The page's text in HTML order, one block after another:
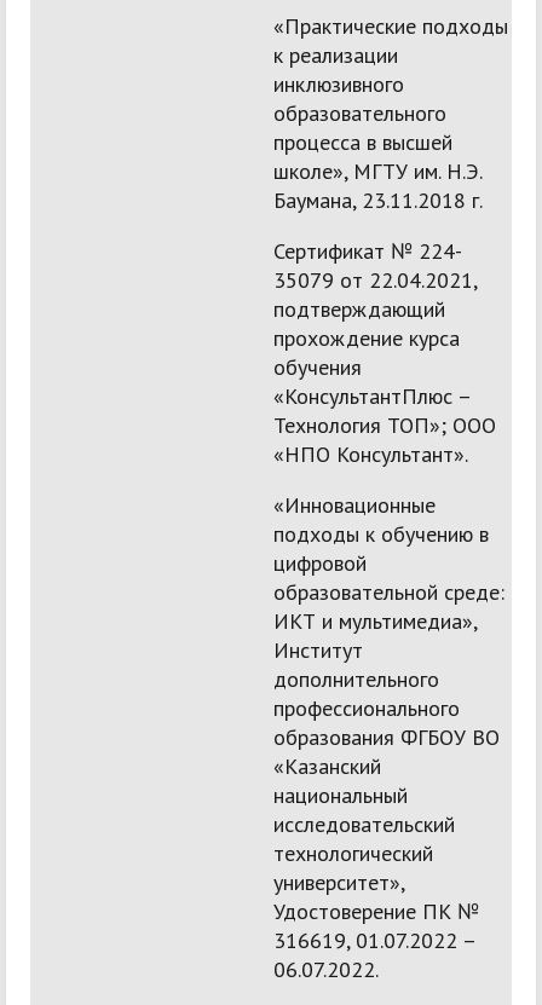
«Практические подходы
к реализации
инклюзивного
образовательного
процесса в высшей
школе», МГТУ им. Н.Э.
Баумана, 23.11.2018 г.
Сертификат № 224-
35079 от 22.04.2021,
подтверждающий
прохождение курса
обучения
«КонсультантПлюс –
Технология ТОП»; ООО
«НПО Консультант».
«Инновационные
подходы к обучению в
цифровой
образовательной среде:
ИКТ и мультимедиа»,
Институт
дополнительного
профессионального
образования ФГБОУ ВО
«Казанский
национальный
исследовательский
технологический
университет»,
Удостоверение ПК №
316619, 01.07.2022 –
06.07.2022.